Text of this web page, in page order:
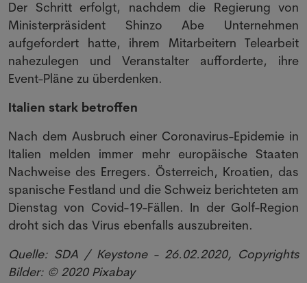
Der Schritt erfolgt, nachdem die Regierung von
Ministerpräsident Shinzo Abe Unternehmen
aufgefordert hatte, ihrem Mitarbeitern Telearbeit
nahezulegen und Veranstalter aufforderte, ihre
Event-Pläne zu überdenken.
Italien stark betroffen
Nach dem Ausbruch einer Coronavirus-Epidemie in
Italien melden immer mehr europäische Staaten
Nachweise des Erregers. Österreich, Kroatien, das
spanische Festland und die Schweiz berichteten am
Dienstag von Covid-19-Fällen. In der Golf-Region
droht sich das Virus ebenfalls auszubreiten.
Quelle: SDA / Keystone - 26.02.2020, Copyrights
Bilder: © 2020 Pixabay